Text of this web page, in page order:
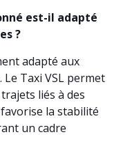
est-il adapté
?
adapté aux
Taxi VSL permet
liés à des
la stabilité
un cadre